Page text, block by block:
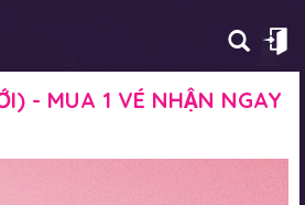
- MUA 1 VÉ NHẬN NGAY